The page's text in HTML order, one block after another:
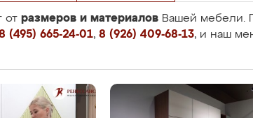
от размеров и материалов Вашей мебели.
(495) 665-24-01, 8 (926) 409-68-13, и наш